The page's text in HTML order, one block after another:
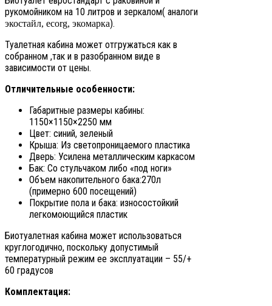
рукомойником на 10 литров и зеркалом( аналоги
экостайл, ecorg, экомарка).
Туалетная кабина может отгружаться как в
собранном ,так и в разобранном виде в
зависимости от цены.
Отличительные особенности:
Габаритные размеры кабины:
1150×1150×2250 мм
Цвет: синий, зеленый
Крыша: Из светопроницаемого пластика
Дверь: Усилена металлическим каркасом
Бак: Со стульчаком либо «под ноги»
Объем накопительного бака:270л
(примерно 600 посещений)
Покрытие пола и бака: износостойкий
легкомоющийся пластик
Биотуалетная кабина может использоваться
круглогодично, поскольку допустимый
температурный режим ее эксплуатации – 55/+
60 градусов
Комплектация: